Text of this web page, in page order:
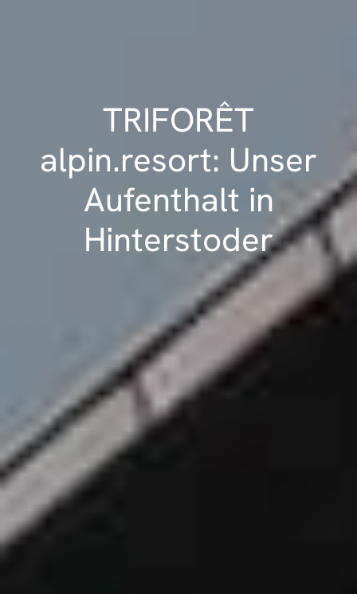
TRIFORÊT
alpin.resort: Unser
Aufenthalt in
Hinterstoder